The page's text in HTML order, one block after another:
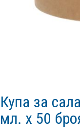
Купа за
мл. x 50